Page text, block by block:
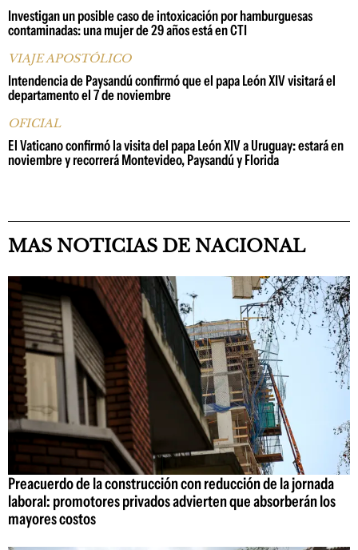
Investigan un posible caso de intoxicación por hamburguesas
contaminadas: una mujer de 29 años está en CTI
VIAJE APOSTÓLICO
Intendencia de Paysandú confirmó que el papa León XIV visitará el
departamento el 7 de noviembre
OFICIAL
El Vaticano confirmó la visita del papa León XIV a Uruguay: estará en
noviembre y recorrerá Montevideo, Paysandú y Florida
MAS NOTICIAS DE NACIONAL
Preacuerdo de la construcción con reducción de la jornada
laboral: promotores privados advierten que absorberán los
mayores costos